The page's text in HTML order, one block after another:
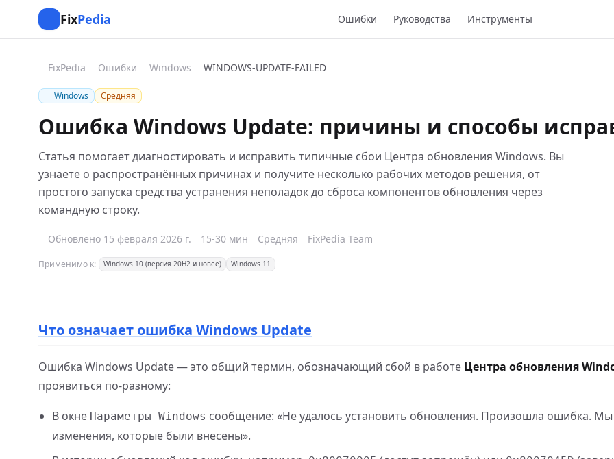
FixPedia Ошибки Руководства Инструменты
FixPedia Ошибки Windows WINDOWS-UPDATE-FAILED
Windows Средняя
Ошибка Windows Update: причины и способы
Статья помогает диагностировать и исправить типичные сбои Центра обновления Windows. Вы
узнаете о распространённых причинах и получите несколько рабочих методов решения, от
простого запуска средства устранения неполадок до сброса компонентов обновления через
командную строку.
Обновлено 15 февраля 2026 г. 15-30 мин Средняя FixPedia Team
Применимо к: Windows 10 (версия 20H2 и новее) Windows 11
Что означает ошибка Windows Update
Ошибка Windows Update — это общий термин, обозначающий сбой в работе Центра обновления
проявиться по-разному:
В окне Параметры Windows сообщение: «Не удалось установить обновления. Произошла ошибка. Мы
изменения, которые были внесены».